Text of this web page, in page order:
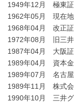
1949年12月 極東証
1962年05月 現在地
1968年04月 改正証
1972年08月 旧三井
1987年04月 大阪証
1989年04月 資本金
1989年07月 名古屋
1989年11月 株式会
1990年10月 三井グ